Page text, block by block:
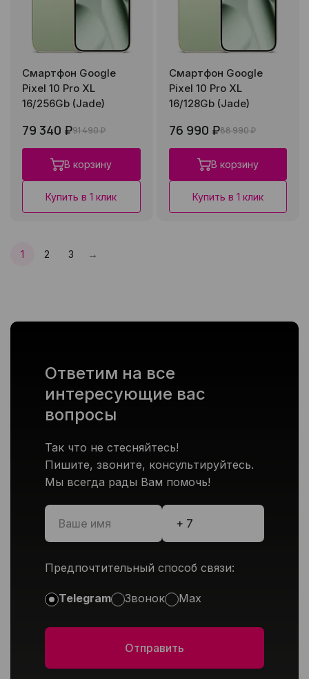
Смартфон Google
Pixel 10 Pro XL
16/256Gb (Jade)
79 340 ₽91 490 ₽
В корзину
Купить в 1 клик
Смартфон Google
Pixel 10 Pro XL
16/128Gb (Jade)
76 990 ₽88 990 ₽
В корзину
Купить в 1 клик
1 2 3 →След.
Ответим на все
интересующие вас
вопросы
Так что не стесняйтесь!
Пишите, звоните, консультируйтесь.
Мы всегда рады Вам помочь!
Предпочтительный способ связи:
Telegram Звонок Max